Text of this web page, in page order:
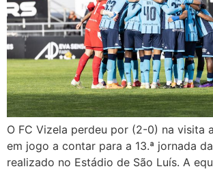
O FC Vizela perdeu por (2-0) na visita
em jogo a contar para a 13.ª jornada
realizado no Estádio de São Luís. A